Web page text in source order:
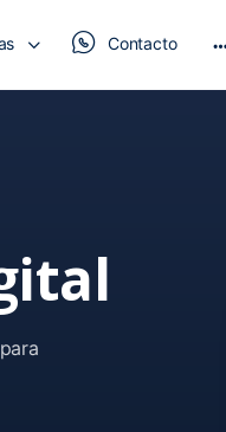
Contacto